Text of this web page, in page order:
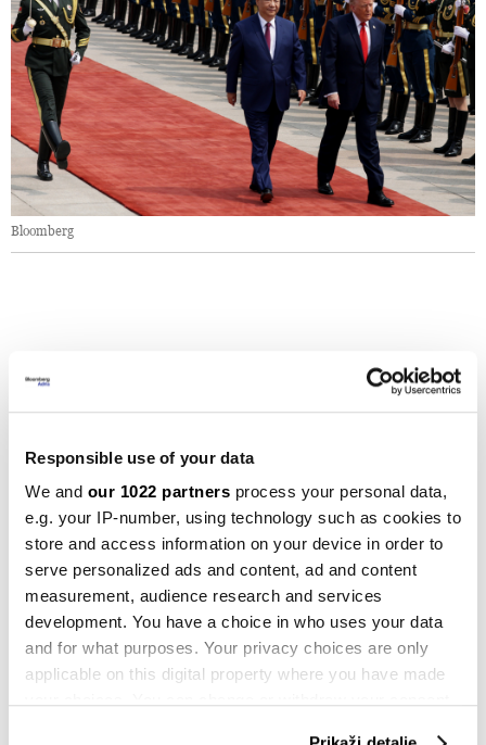
Responsible use of your data
We and our 1022 partners process your personal data,
e.g. your IP-number, using technology such as cookies to
store and access information on your device in order to
serve personalized ads and content, ad and content
measurement, audience research and services
development. You have a choice in who uses your data
and for what purposes. Your privacy choices are only
applicable on this digital property where you have made
Bloomberg
Njemački AI adut prelazi u kanadske ruke,
Njemački startup za umjetnu inteligenciju
Aleph
Alpha GmbH, imao je sva obilježja evropske priče o
uspjehu kada je 2023. prikupio 500 miliona dolara
karizmatičnog vođu s iskustvom iz Silicijske doline,
lokalnog milijardera u pozadini u liku maloprodajnog
tajkunaDietera Schwarzai vladu željnu poticanja i
podržavanja "suverenog" odgovora kompanijama